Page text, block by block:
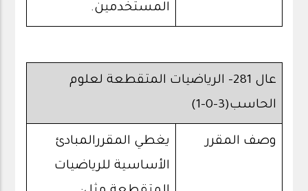
المستخدمين.
عال 281- الرياضيات المتقطعة لعلوم
الحاسب(3-0-1)
وصف المقرر
يغطي المقررالمبادئ
الأساسية للرياضيات